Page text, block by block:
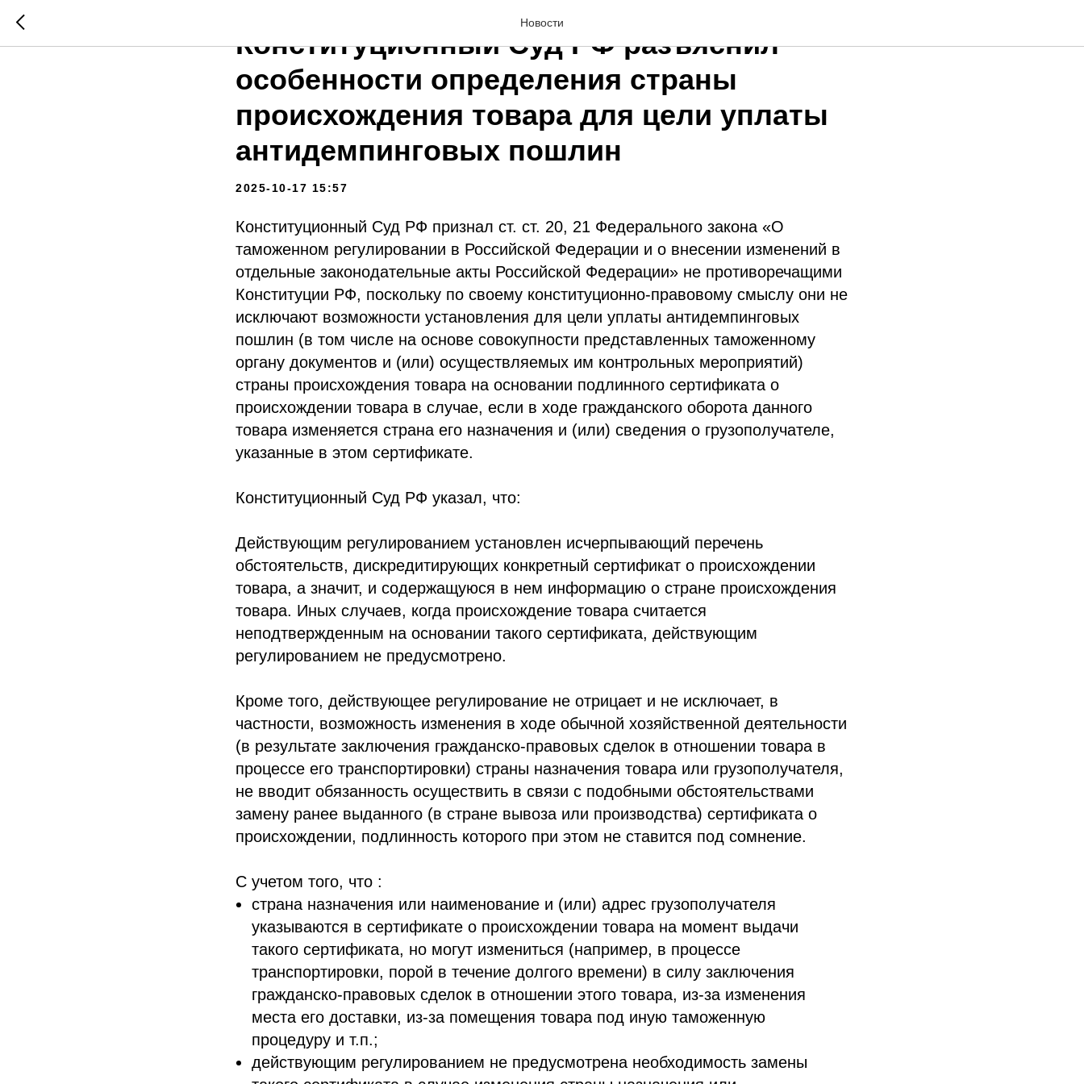
Новости
Конституционный Суд РФ разъяснил
особенности определения страны
происхождения товара для цели уплаты
антидемпинговых пошлин
2025-10-17 15:57
Конституционный Суд РФ признал ст. ст. 20, 21 Федерального закона «О
таможенном регулировании в Российской Федерации и о внесении изменений в
отдельные законодательные акты Российской Федерации» не противоречащими
Конституции РФ, поскольку по своему конституционно-правовому смыслу они не
исключают возможности установления для цели уплаты антидемпинговых
пошлин (в том числе на основе совокупности представленных таможенному
органу документов и (или) осуществляемых им контрольных мероприятий)
страны происхождения товара на основании подлинного сертификата о
происхождении товара в случае, если в ходе гражданского оборота данного
товара изменяется страна его назначения и (или) сведения о грузополучателе,
указанные в этом сертификате.
Конституционный Суд РФ указал, что:
Действующим регулированием установлен исчерпывающий перечень
обстоятельств, дискредитирующих конкретный сертификат о происхождении
товара, а значит, и содержащуюся в нем информацию о стране происхождения
товара. Иных случаев, когда происхождение товара считается
неподтвержденным на основании такого сертификата, действующим
регулированием не предусмотрено.
Кроме того, действующее регулирование не отрицает и не исключает, в
частности, возможность изменения в ходе обычной хозяйственной деятельности
(в результате заключения гражданско-правовых сделок в отношении товара в
процессе его транспортировки) страны назначения товара или грузополучателя,
не вводит обязанность осуществить в связи с подобными обстоятельствами
замену ранее выданного (в стране вывоза или производства) сертификата о
происхождении, подлинность которого при этом не ставится под сомнение.
С учетом того, что :
страна назначения или наименование и (или) адрес грузополучателя
указываются в сертификате о происхождении товара на момент выдачи
такого сертификата, но могут измениться (например, в процессе
транспортировки, порой в течение долгого времени) в силу заключения
гражданско-правовых сделок в отношении этого товара, из-за изменения
места его доставки, из-за помещения товара под иную таможенную
процедуру и т.п.;
действующим регулированием не предусмотрена необходимость замены